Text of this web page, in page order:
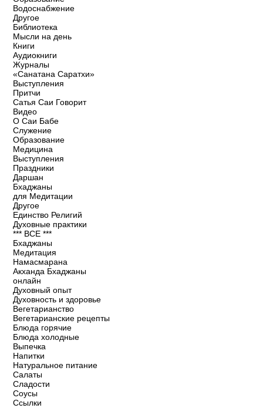
Водоснабжение
Другое
Библиотека
Мысли на день
Книги
Аудиокниги
Журналы
«Санатана Саратхи»
Выступления
Притчи
Сатья Саи Говорит
Видео
О Саи Бабе
Служение
Образование
Медицина
Выступления
Праздники
Даршан
Бхаджаны
для Медитации
Другое
Единство Религий
Духовные практики
*** ВСЕ ***
Бхаджаны
Медитация
Намасмарана
Акханда Бхаджаны
онлайн
Духовный опыт
Духовность и здоровье
Вегетарианство
Вегетарианские рецепты
Блюда горячие
Блюда холодные
Выпечка
Напитки
Натуральное питание
Салаты
Сладости
Соусы
Ссылки